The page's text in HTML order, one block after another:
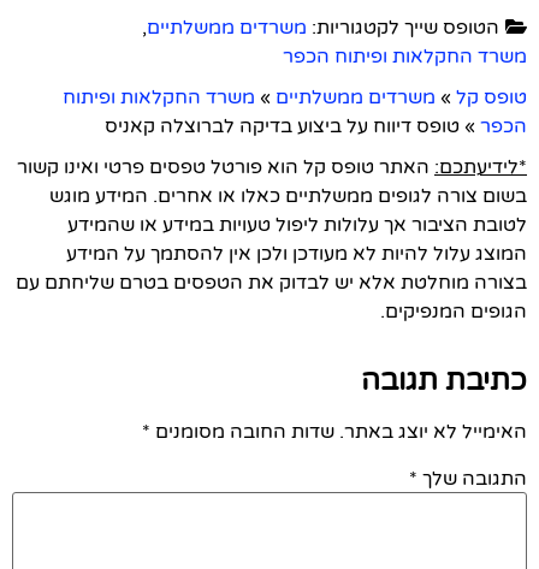
הטופס שייך לקטגוריות: משרדים ממשלתיים,
משרד החקלאות ופיתוח הכפר
טופס קל » משרדים ממשלתיים » משרד החקלאות ופיתוח
הכפר » טופס דיווח על ביצוע בדיקה לברוצלה קאניס
*לידיעתכם: האתר טופס קל הוא פורטל טפסים פרטי ואינו קשור
בשום צורה לגופים ממשלתיים כאלו או אחרים. המידע מוגש
לטובת הציבור אך עלולות ליפול טעויות במידע או שהמידע
המוצג עלול להיות לא מעודכן ולכן אין להסתמך על המידע
בצורה מוחלטת אלא יש לבדוק את הטפסים בטרם שליחתם עם
הגופים המנפיקים.
כתיבת תגובה
האימייל לא יוצג באתר. שדות החובה מסומנים *
התגובה שלך *